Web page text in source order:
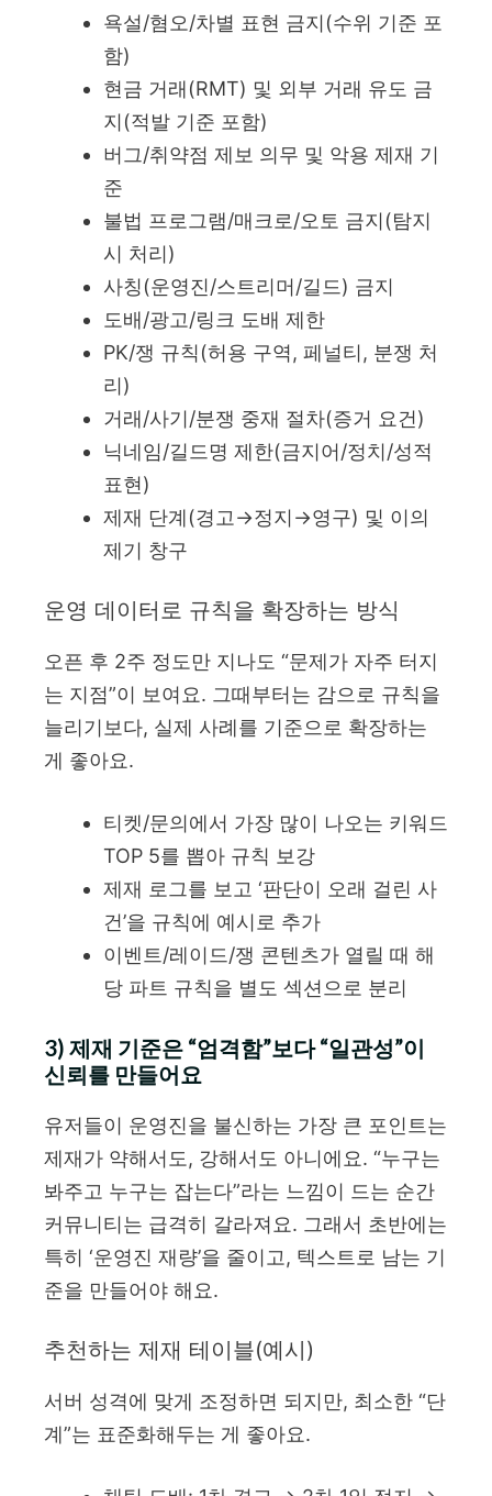
욕설/혐오/차별 표현 금지(수위 기준 포
함)
현금 거래(RMT) 및 외부 거래 유도 금
지(적발 기준 포함)
버그/취약점 제보 의무 및 악용 제재 기
준
불법 프로그램/매크로/오토 금지(탐지
시 처리)
사칭(운영진/스트리머/길드) 금지
도배/광고/링크 도배 제한
PK/쟁 규칙(허용 구역, 페널티, 분쟁 처
리)
거래/사기/분쟁 중재 절차(증거 요건)
닉네임/길드명 제한(금지어/정치/성적
표현)
제재 단계(경고→정지→영구) 및 이의
제기 창구
운영 데이터로 규칙을 확장하는 방식
오픈 후 2주 정도만 지나도 “문제가 자주 터지
는 지점”이 보여요. 그때부터는 감으로 규칙을
늘리기보다, 실제 사례를 기준으로 확장하는
게 좋아요.
티켓/문의에서 가장 많이 나오는 키워드
TOP 5를 뽑아 규칙 보강
제재 로그를 보고 ‘판단이 오래 걸린 사
건’을 규칙에 예시로 추가
이벤트/레이드/쟁 콘텐츠가 열릴 때 해
당 파트 규칙을 별도 섹션으로 분리
3) 제재 기준은 “엄격함”보다 “일관성”이
신뢰를 만들어요
유저들이 운영진을 불신하는 가장 큰 포인트는
제재가 약해서도, 강해서도 아니에요. “누구는
봐주고 누구는 잡는다”라는 느낌이 드는 순간
커뮤니티는 급격히 갈라져요. 그래서 초반에는
특히 ‘운영진 재량’을 줄이고, 텍스트로 남는 기
준을 만들어야 해요.
추천하는 제재 테이블(예시)
서버 성격에 맞게 조정하면 되지만, 최소한 “단
계”는 표준화해두는 게 좋아요.